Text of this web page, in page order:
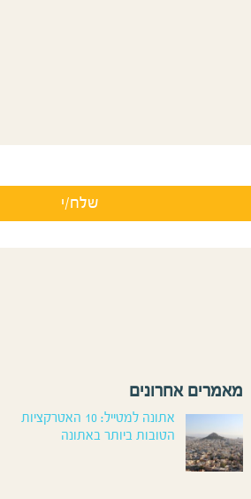
מאמרים אחרונים
אתונה למטייל: 10 האטרקציות
הטובות ביותר באתונה